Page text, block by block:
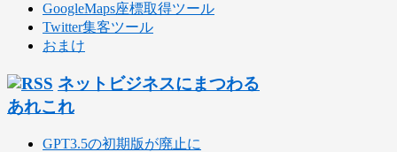
GoogleMaps座標取得ツール
Twitter集客ツール
おまけ
ネットビジネスにまつわる
あれこれ
GPT3.5の初期版が廃止に